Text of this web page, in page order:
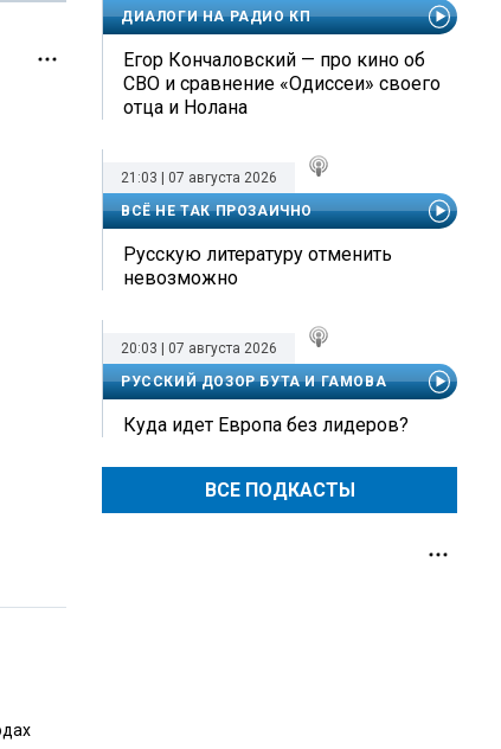
ДИАЛОГИ НА РАДИО КП
Егор Кончаловский — про кино об
СВО и сравнение «Одиссеи» своего
отца и Нолана
21:03 | 07 августа 2026
ВСЁ НЕ ТАК ПРОЗАИЧНО
Русскую литературу отменить
невозможно
20:03 | 07 августа 2026
РУССКИЙ ДОЗОР БУТА И ГАМОВА
Куда идет Европа без лидеров?
ВСЕ ПОДКАСТЫ